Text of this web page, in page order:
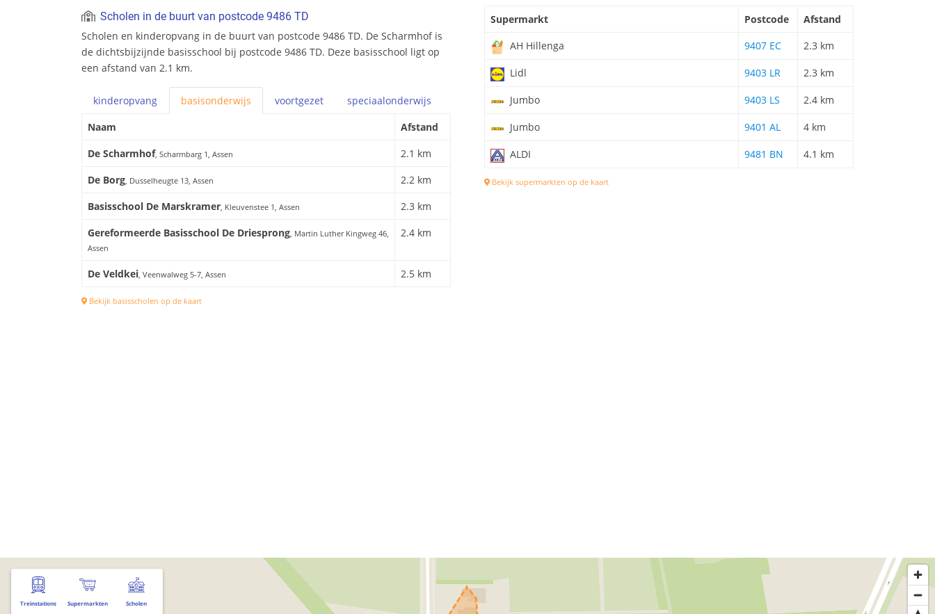
Scholen in de buurt van postcode 9486 TD
Scholen en kinderopvang in de buurt van postcode 9486 TD. De Scharmhof is
de dichtsbijzijnde basisschool bij postcode 9486 TD. Deze basisschool ligt op
een afstand van 2.1 km.
kinderopvang basisonderwijs voortgezet speciaalonderwijs
Naam
Afstand
De Scharmhof, Scharmbarg 1, Assen
2.1 km
De Borg , Dusselheugte 13, Assen
2.2 km
Basisschool De Marskramer , Kleuvenstee 1, Assen
2.3 km
Gereformeerde Basisschool De Driesprong , Martin Luther Kingweg 46,
Assen
2.4 km
De Veldkei , Veenwalweg 5-7, Assen 2.5 km
Bekijk basisscholen op de kaart
Supermarkt Postcode
Afstand
AH Hillenga
9407 EC 2.3 km
Lidl 9403 LR 2.3 km
Jumbo 9403 LS 2.4 km
Jumbo 9401 AL 4 km
ALDI 9481 BN 4.1 km
Bekijk supermarkten op de kaart
Treinstations Supermarkten Scholen